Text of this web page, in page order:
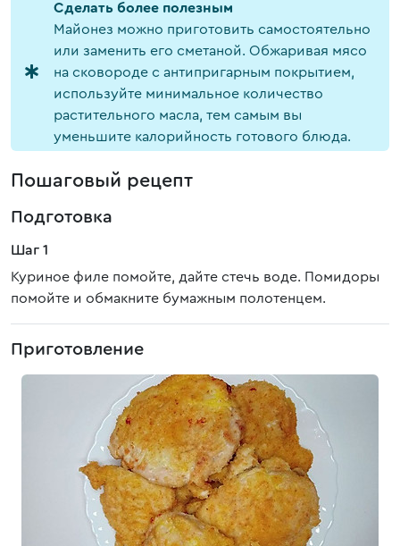
Cделать более полезным
Майонез можно приготовить самостоятельно
или заменить его сметаной. Обжаривая мясо
на сковороде с антипригарным покрытием,
используйте минимальное количество
растительного масла, тем самым вы
уменьшите калорийность готового блюда.
Пошаговый рецепт
Подготовка
Шаг 1
Куриное филе помойте, дайте стечь воде. Помидоры
помойте и обмакните бумажным полотенцем.
Приготовление